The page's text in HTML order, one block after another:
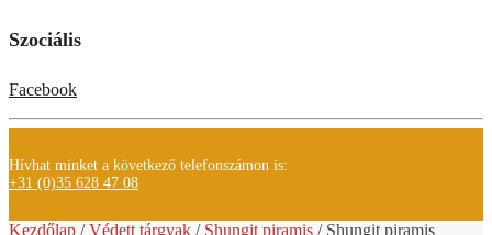
Szociális
Facebook
Hívhat minket a következő telefonszámon is:
+31 (0)35 628 47 08
Kezdőlap /Védett tárgyak / Shungit piramis / Shungit piramis